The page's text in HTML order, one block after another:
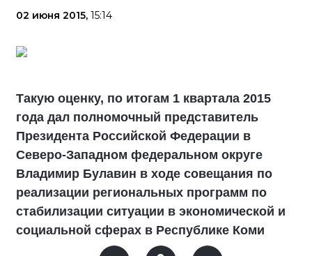
02 июня 2015, 15:14
Такую оценку, по итогам 1 квартала 2015
года дал полномочный представитель
Президента Российской Федерации в
Северо-Западном федеральном округе
Владимир Булавин в ходе совещания по
реализации региональных программ по
стабилизации ситуации в экономической и
социальной сферах в Республике Коми